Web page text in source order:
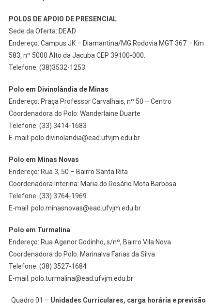
POLOS DE APOIO DE PRESENCIAL
Sede da Oferta: DEAD
Endereço: Campus JK – Diamantina/MG Rodovia MGT 367 – Km
583, nº 5000 Alto da Jacuba CEP 39100-000.
Telefone: (38)3532-1253
Polo em Divinolândia de Minas
Endereço: Praça Professor Carvalhais, nº 50 – Centro
Coordenadora do Polo: Wanderlaine Duarte
Telefone: (33) 3414-1683
E-mail: polo.divinolandia@ead.ufvjm.edu.br
Polo em Minas Novas
Endereço: Rua 3, 50 – Bairro Santa Rita
Coordenadora Interina: Maria do Rosário Mota Barbosa
Telefone: (33) 3764-1969
E-mail: polo.minasnovas@ead.ufvjm.edu.br
Polo em Turmalina
Endereço: Rua Agenor Godinho, s/nº, Bairro Vila Nova
Coordenadora do Polo: Marinalva Farias da Silva
Telefone: (38) 3527-1684
E-mail: polo.turmalina@ead.ufvjm.edu.br
Quadro 01 – Unidades Curriculares, carga horária e previsão